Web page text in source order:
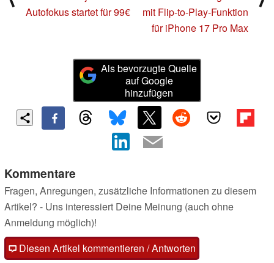
Autofokus startet für 99€
mit Flip-to-Play-Funktion
für iPhone 17 Pro Max
Als bevorzugte Quelle
auf Google
hinzufügen
Kommentare
Fragen, Anregungen, zusätzliche Informationen zu diesem
Artikel? - Uns interessiert Deine Meinung (auch ohne
Anmeldung möglich)!
Diesen Artikel kommentieren / Antworten